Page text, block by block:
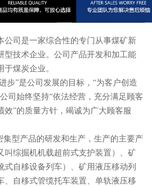
司是一家综合性的专门从事煤矿新
型技术企业。公司产品开发和加工能
煤炭企业。
步”是公司发展的目标，“为客户创造
司始终坚持“依法经营，充分满足顾客
效”的质量方针，竭诚为广大顾客服
型产品的研发和生产，生产的主要产
叫综掘机机载超前式支护装置）、矿
式自移设备列车）、矿用液压移动列
、自移式管缆托车装置、单轨液压移